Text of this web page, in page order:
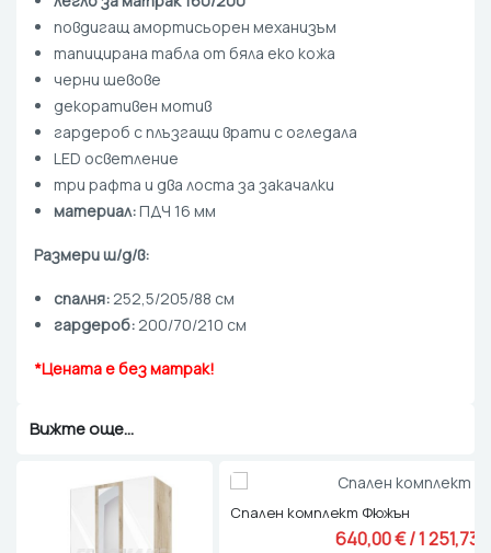
повдигащ амортисьорен механизъм
тапицирана табла от бяла еко кожа
черни шевове
декоративен мотив
гардероб с плъзгащи врати с огледала
LED осветление
три рафта и два лоста за закачалки
материал:ПДЧ 16 мм
Размери ш/д/в:
спалня:252,5/205/88 см
гардероб:200/70/210 см
*Цената е без матрак!
Вижте още...
Спален комплект Фюжън
640,00 € / 1 251,73